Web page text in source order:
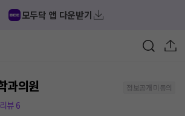
모두닥 앱 다운받기
과의원
정보공개 미동의
리뷰 6